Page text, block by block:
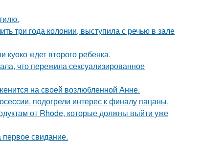
три года колонии, выступила с речью в зале
ждет второго ребенка.
что пережила сексуализированное
на своей возлюбленной Анне.
подогрели интерес к финалу пацаны.
от Rhode, которые должны выйти уже
свидание.